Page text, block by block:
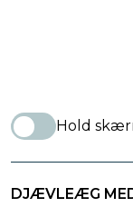
Hold
DJÆVLEÆG